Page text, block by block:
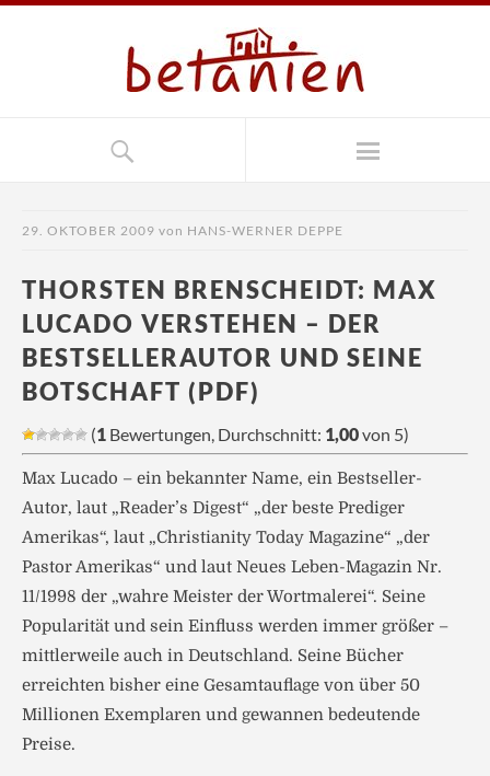
29. OKTOBER 2009 von HANS-WERNER DEPPE
THORSTEN BRENSCHEIDT: MAX
LUCADO VERSTEHEN – DER
BESTSELLERAUTOR UND SEINE
BOTSCHAFT (PDF)
(1 Bewertungen, Durchschnitt: 1,00von 5)
Max Lucado – ein bekannter Name, ein Bestseller-
Autor, laut „Reader’s Digest“ „der beste Prediger
Amerikas“, laut „Christianity Today Magazine“ „der
Pastor Amerikas“ und laut Neues Leben-Magazin Nr.
11/1998 der „wahre Meister der Wortmalerei“. Seine
Popularität und sein Einfluss werden immer größer –
mittlerweile auch in Deutschland. Seine Bücher
erreichten bisher eine Gesamtauflage von über 50
Millionen Exemplaren und gewannen bedeutende
Preise.